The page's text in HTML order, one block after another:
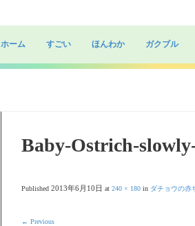
to
ホーム すごい ほんわか ガクブル
Baby-Ostrich-
Published 2013年6月10日 at 240 × 180 in ダチョウの赤
← Previous